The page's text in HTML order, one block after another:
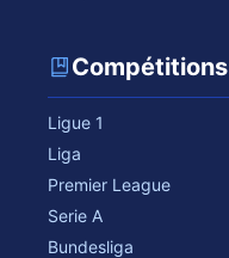
Compétitions
Ligue 1
Liga
Premier League
Serie A
Bundesliga